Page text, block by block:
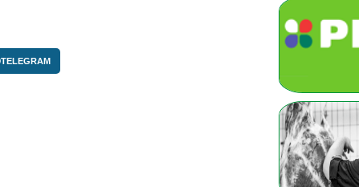
TELEGRAM